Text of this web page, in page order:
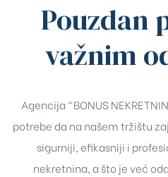
Pouzdan
važnim
Agencija “BONUS
potrebe da na našem tržištu
sigurniji, efikasniji i
nekretnina, a što je već